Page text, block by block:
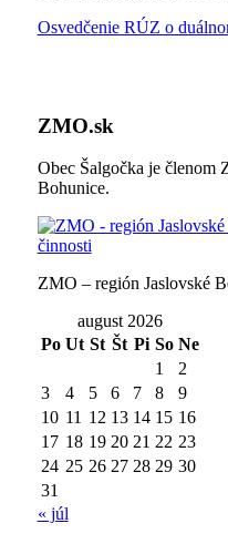
Osvedčenie RÚZ o
ZMO.sk
Obec Šalgočka je členom
Bohunice.
ZMO – región Jaslovské
august 2026
Po Ut St Št Pi So Ne
1
2
3
4 5 6 7 8
9
10 11 12 13 14 15 16
17 18 19 20 21 22 23
24 25 26 27 28 29 30
31
« júl